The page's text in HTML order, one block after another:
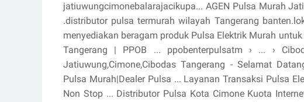
jatiuwungcimonebalarajacikupa... AGEN Pulsa Murah
.distributor pulsa termurah wilayah Tangerang
menyediakan beragam produk Pulsa Elektrik Murah
Tangerang | PPOB ... ppobenterpulsatm › ... ›
Jatiuwung,Cimone,Cibodas Tangerang - Selamat
Pulsa Murah|Dealer Pulsa ... Layanan Transaksi Pulsa
Non Stop ... Distributor Pulsa Kota Cimone Kuota